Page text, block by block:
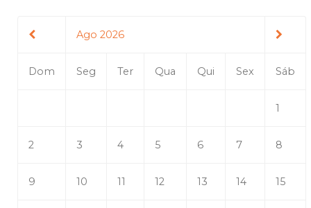
Ago 2026
Dom Seg Ter Qua Qui Sex Sáb
1
2 3 4 5 6 7 8
9 10 11 12 13 14 15